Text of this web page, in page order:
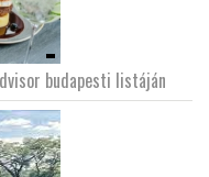
budapesti listáján